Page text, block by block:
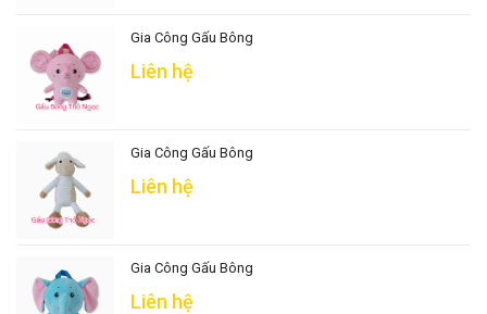
Gia Công Gấu Bông
Liên hệ
Gia Công Gấu Bông
Liên hệ
Gia Công Gấu Bông
Liên hệ